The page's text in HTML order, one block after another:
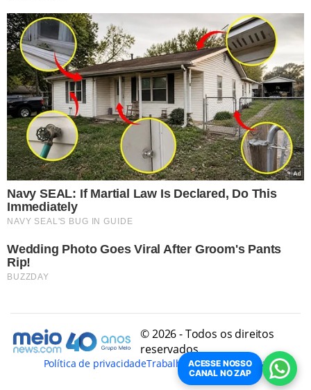
© 2026 - Todos os direitos
reservados
Política de privacidadeTrabalhe ConoscoConheça
ACESSE NOSSO
CANAL NO ZAP